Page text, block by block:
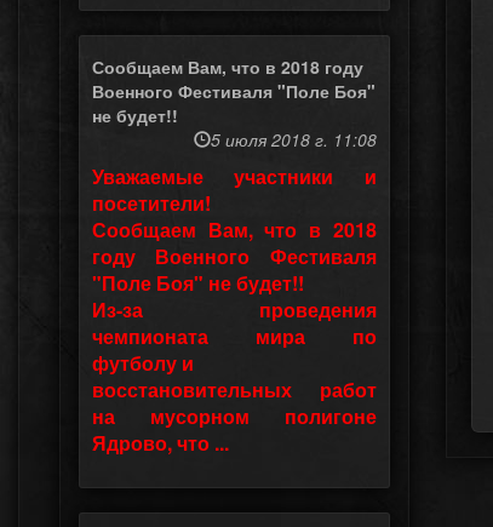
Сообщаем Вам, что в 2018 году
Военного Фестиваля "Поле Боя"
не будет!!
5 июля 2018 г. 11:08
Уважаемые участники и
посетители!
Сообщаем Вам, что в 2018
году Военного Фестиваля
"Поле Боя" не будет!!
Из-за проведения
чемпионата мира по
футболу и
восстановительных работ
на мусорном полигоне
Ядрово, что ...